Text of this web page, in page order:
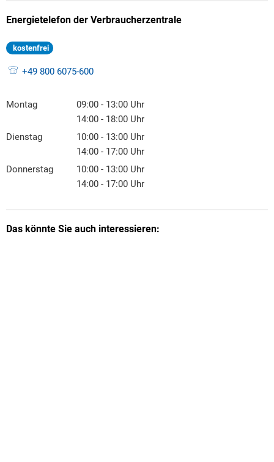
Energietelefon der Verbraucherzentrale
kostenfrei
+49 800 6075-600
Montag 09:00 - 13:00 Uhr
Von 09:00 bis 13:00 Uhr
14:00 - 18:00 Uhr
Von 14:00 bis 18:00 Uhr
Dienstag 10:00 - 13:00 Uhr
Von 10:00 bis 13:00 Uhr
14:00 - 17:00 Uhr
Von 14:00 bis 17:00 Uhr
Donnerstag 10:00 - 13:00 Uhr
Von 10:00 bis 13:00 Uhr
14:00 - 17:00 Uhr
Das könnte Sie auch interessieren: